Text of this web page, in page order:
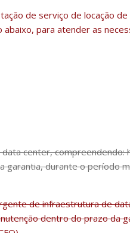
de serviço de locação
para atender as
center,
durante o período
de infraestrutura de
dentro do prazo da